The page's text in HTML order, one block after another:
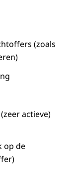
(zoals
actieve)
op de